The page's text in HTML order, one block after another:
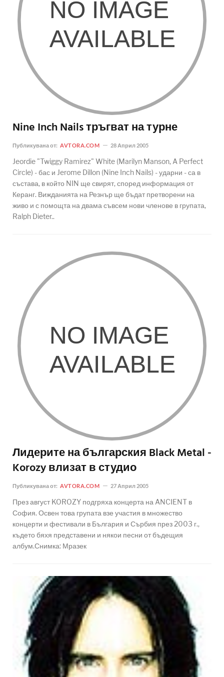
Nine Inch Nails тръгват на турне
Публикувана от: AVTORA.COM 28 Април 2005
Jeordie "Twiggy Ramirez" White (Marilyn Manson, A Perfect
Circle) - бас и Jerome Dillon (Nine Inch Nails) - ударни - са в
състава, в който NIN ще свирят, според информация от
Керанг. Вижданията на Резнър ще бъдат претворени на
живо и с помощта на двама съвсем нови членове в групата,
Ralph Dieter..
Лидерите на българския Black Metal -
Korozy влизат в студио
Публикувана от: AVTORA.COM 27 Април 2005
През август KOROZY подгряха концерта на ANCIENT в
София. Освен това групата взе участия в множество
концерти и фестивали в България и Сърбия през 2003 г.,
където бяхя представени и някои песни от бъдещия
албум.Снимка: Мразек